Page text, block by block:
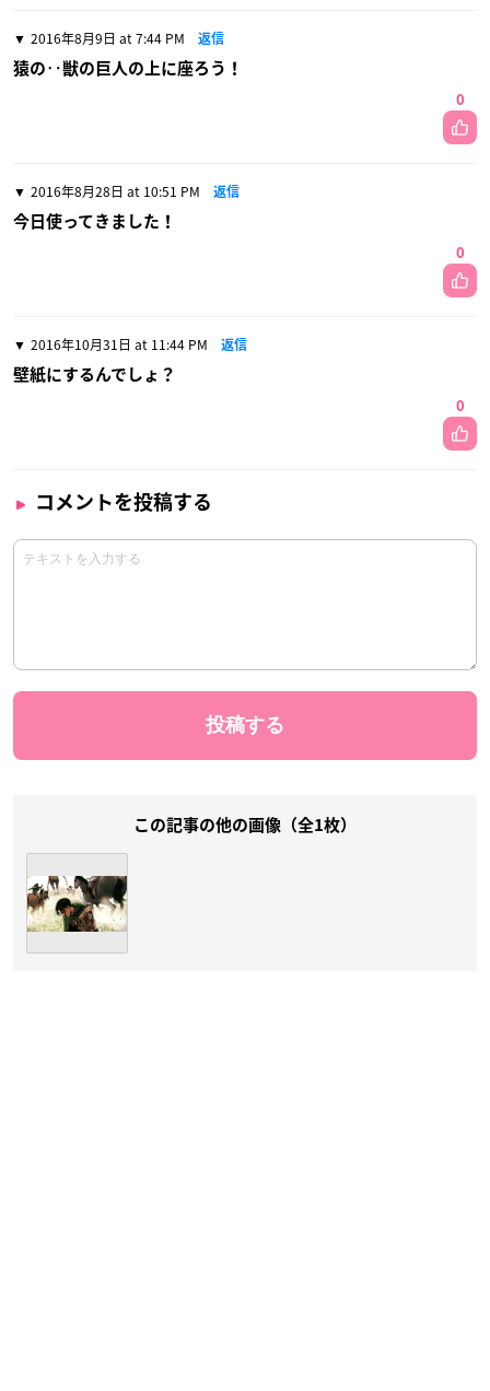
2016年8月9日 at 7:44 PM 返信
猿の‥獣の巨人の上に座ろう！
0
2016年8月28日 at 10:51 PM 返信
今日使ってきました！
0
2016年10月31日 at 11:44 PM 返信
壁紙にするんでしょ？
0
コメントを投稿する
この記事の他の画像（全1枚）